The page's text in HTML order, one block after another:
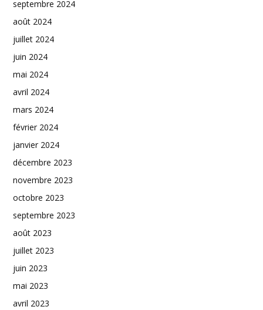
septembre 2024
août 2024
juillet 2024
juin 2024
mai 2024
avril 2024
mars 2024
février 2024
janvier 2024
décembre 2023
novembre 2023
octobre 2023
septembre 2023
août 2023
juillet 2023
juin 2023
mai 2023
avril 2023